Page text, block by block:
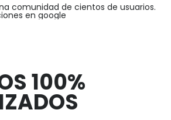
comunidad de cientos de usuarios.
en google
100%